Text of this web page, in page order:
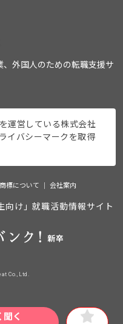
く
外国人のための転職支援サ
運営している株式会社
イバシーマークを取得
商標について 会社案内
向け」就職活動情報サイト
Co., Ltd.